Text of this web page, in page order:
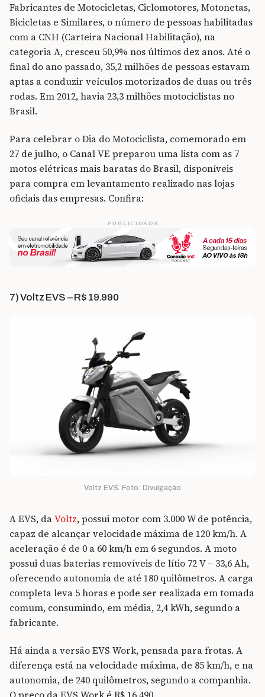
Fabricantes de Motocicletas, Ciclomotores, Motonetas,
Bicicletas e Similares, o número de pessoas habilitadas
com a CNH (Carteira Nacional Habilitação), na
categoria A, cresceu 50,9% nos últimos dez anos. Até o
final do ano passado, 35,2 milhões de pessoas estavam
aptas a conduzir veículos motorizados de duas ou três
rodas. Em 2012, havia 23,3 milhões motociclistas no
Brasil.
Para celebrar o Dia do Motociclista, comemorado em
27 de julho, o Canal VE preparou uma lista com as 7
motos elétricas mais baratas do Brasil, disponíveis
para compra em levantamento realizado nas lojas
oficiais das empresas. Confira:
PUBLICIDADE
7) Voltz EVS – R$ 19.990
Voltz EVS. Foto: Divulgação
A EVS, daVoltz, possui motor com 3.000 W de potência,
capaz de alcançar velocidade máxima de 120 km/h. A
aceleração é de 0 a 60 km/h em 6 segundos. A moto
possui duas baterias removíveis de lítio 72 V – 33,6 Ah,
oferecendo autonomia de até 180 quilômetros. A carga
completa leva 5 horas e pode ser realizada em tomada
comum, consumindo, em média, 2,4 kWh, segundo a
fabricante.
Há ainda a versão EVS Work, pensada para frotas. A
diferença está na velocidade máxima, de 85 km/h, e na
autonomia, de 240 quilômetros, segundo a companhia.